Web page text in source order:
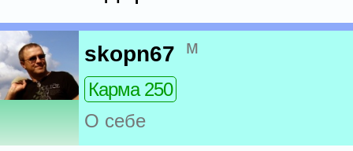
skopn67 м
Карма 250
О себе